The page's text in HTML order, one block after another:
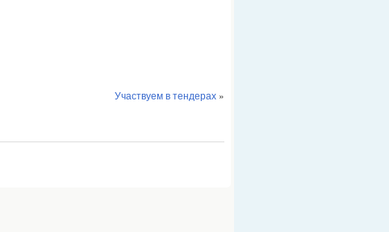
Участвуем в тендерах »